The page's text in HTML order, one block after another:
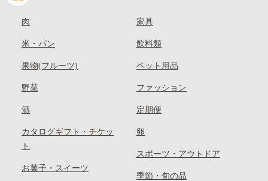
肉
米・パン
果物(フルーツ)
野菜
酒
カタログギフト・チケッ
ト
お菓子・スイーツ
家具
飲料類
ペット用品
ファッション
定期便
卵
スポーツ・アウトドア
季節・旬の品